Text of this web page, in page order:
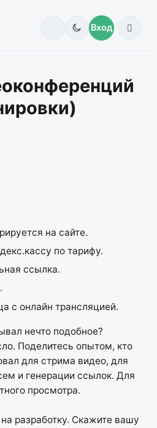
Вход
на сайте.
по тарифу.
ссылка.
с онлайн трансляцией.
нечто подобное?
Поделитесь опытом, кто
для стрима видео, для
и генерации ссылок. Для
просмотра.
на разработку. Скажите вашу